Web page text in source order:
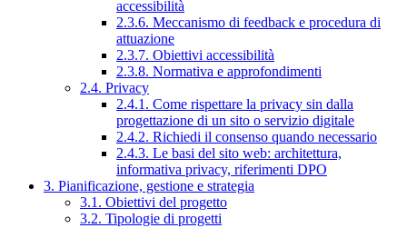
accessibilità
2.3.6. Meccanismo di feedback e procedura di
attuazione
2.3.7. Obiettivi accessibilità
2.3.8. Normativa e approfondimenti
2.4. Privacy
2.4.1. Come rispettare la privacy sin dalla
progettazione di un sito o servizio digitale
2.4.2. Richiedi il consenso quando necessario
2.4.3. Le basi del sito web: architettura,
informativa privacy, riferimenti DPO
3. Pianificazione, gestione e strategia
3.1. Obiettivi del progetto
3.2. Tipologie di progetti